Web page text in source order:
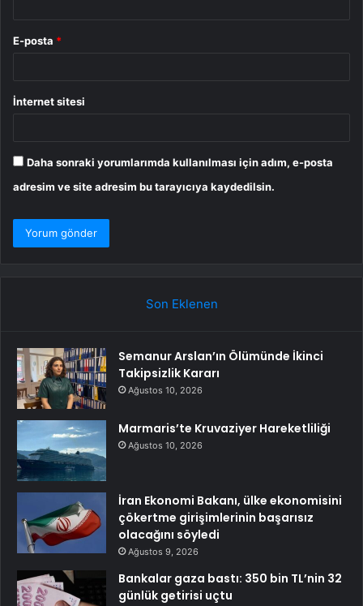
E-posta *
İnternet sitesi
Daha sonraki yorumlarımda kullanılması için adım, e-posta
adresim ve site adresim bu tarayıcıya kaydedilsin.
Son Eklenen
Semanur Arslan’ın Ölümünde İkinci
Takipsizlik Kararı
Ağustos 10, 2026
Marmaris’te Kruvaziyer Hareketliliği
Ağustos 10, 2026
İran Ekonomi Bakanı, ülke ekonomisini
çökertme girişimlerinin başarısız
olacağını söyledi
Ağustos 9, 2026
Bankalar gaza bastı: 350 bin TL’nin 32
günlük getirisi uçtu